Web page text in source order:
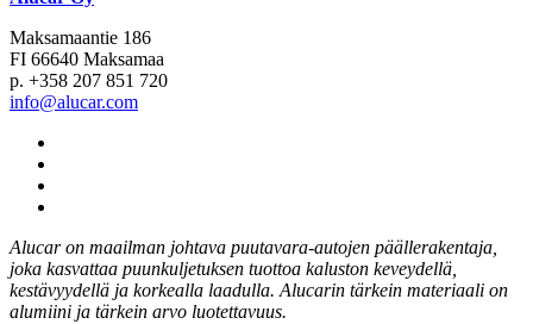
Maksamaantie 186
FI 66640 Maksamaa
p. +358 207 851 720
info@alucar.com
Alucar on maailman johtava puutavara-autojen päällerakentaja,
joka kasvattaa puunkuljetuksen tuottoa kaluston keveydellä,
kestävyydellä ja korkealla laadulla. Alucarin tärkein materiaali on
alumiini ja tärkein arvo luotettavuus.